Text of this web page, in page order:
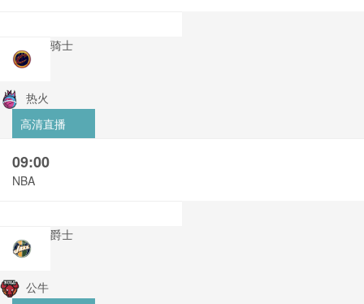
骑士
热火
高清直播
09:00
NBA
爵士
公牛